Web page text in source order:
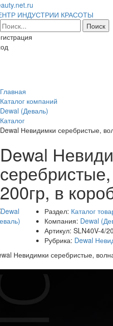
ИНДУСТРИИ КРАСОТЫ
Главная
Каталог компаний
Dewal (Деваль)
Каталог
Dewal Невидимки серебристые,
Dewal
200гр, в
Раздел: Каталог
Компания: Dewal
Артикул: SLN40V-4/
Рубрика: Dewal
Невидимки серебристые,